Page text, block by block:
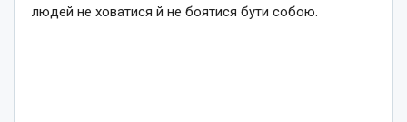
людей не ховатися й не боятися бути собою.